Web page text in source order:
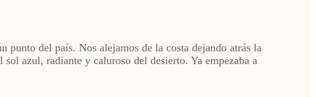
punto del país. Nos alejamos de la costa dejando atrás la
azul, radiante y caluroso del desierto. Ya empezaba a